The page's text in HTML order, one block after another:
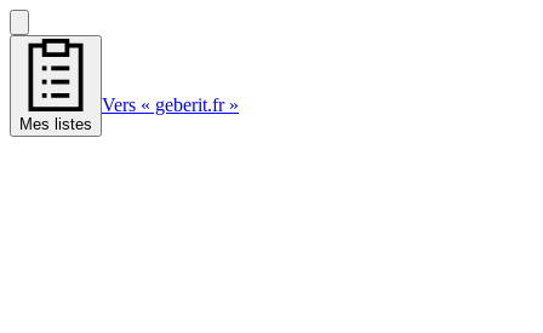
Mes listes
Vers « geberit.fr »